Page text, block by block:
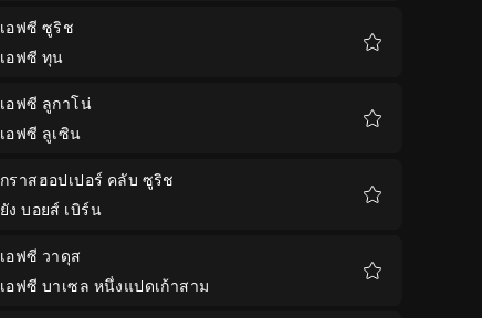
เอฟซี ซูริช
เอฟซี ทุน
เอฟซี ลูกาโน่
เอฟซี ลูเซิน
กราสฮอปเปอร์ คลับ ซูริช
ยัง บอยส์ เบิร์น
เอฟซี วาดุส
เอฟซี บาเซล หนึ่งแปดเก้าสาม